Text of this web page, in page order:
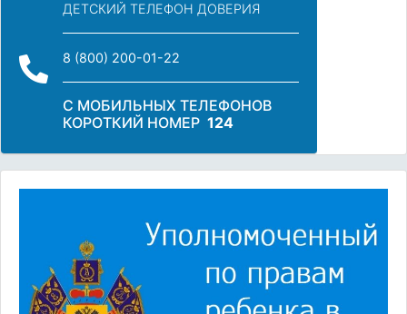
ДЕТСКИЙ ТЕЛЕФОН ДОВЕРИЯ
8 (800) 200-01-22
С МОБИЛЬНЫХ ТЕЛЕФОНОВ
КОРОТКИЙ НОМЕР 124